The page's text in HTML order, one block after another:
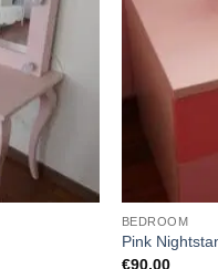
BEDROOM
Pink
€90.00